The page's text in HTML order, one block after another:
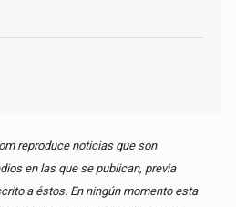
reproduce noticias que son
en las que se publican, previa
a éstos. En ningún momento esta